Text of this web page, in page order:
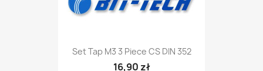
Set Tap M3 3 Piece CS DIN 352
16,90 zł